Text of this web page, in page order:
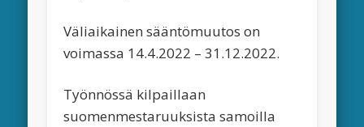
Väliaikainen sääntömuutos on
voimassa 14.4.2022 – 31.12.2022.
Työnnössä kilpaillaan
suomenmestaruuksista samoilla